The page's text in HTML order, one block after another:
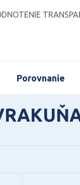
Porovnanie